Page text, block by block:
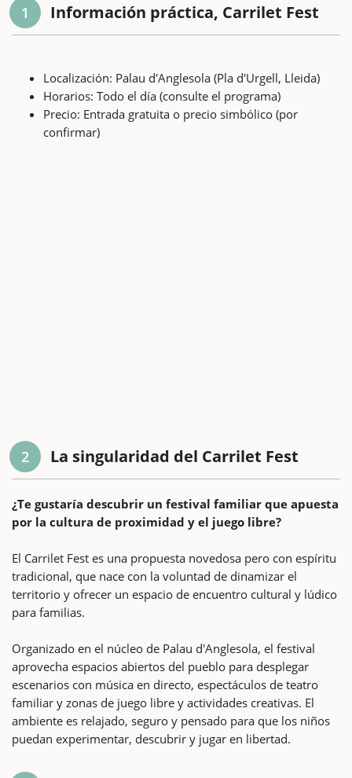
1 Información práctica, Carrilet Fest
Localización: Palau d'Anglesola (Pla d'Urgell, Lleida)
Horarios: Todo el día (consulte el programa)
Precio: Entrada gratuita o precio simbólico (por
confirmar)
2 La singularidad del Carrilet Fest
¿Te gustaría descubrir un festival familiar que apuesta
por la cultura de proximidad y el juego libre?
El Carrilet Fest es una propuesta novedosa pero con espíritu
tradicional, que nace con la voluntad de dinamizar el
territorio y ofrecer un espacio de encuentro cultural y lúdico
para familias.
Organizado en el núcleo de Palau d'Anglesola, el festival
aprovecha espacios abiertos del pueblo para desplegar
escenarios con música en directo, espectáculos de teatro
familiar y zonas de juego libre y actividades creativas. El
ambiente es relajado, seguro y pensado para que los niños
puedan experimentar, descubrir y jugar en libertad.